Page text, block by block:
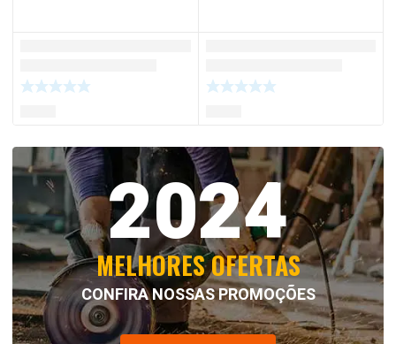
2024
MELHORES OFERTAS
CONFIRA NOSSAS PROMOÇÕES